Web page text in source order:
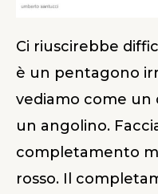
Ci riuscirebbe
è un pentagono
vediamo come un
un angolino.
completamento
rosso. Il